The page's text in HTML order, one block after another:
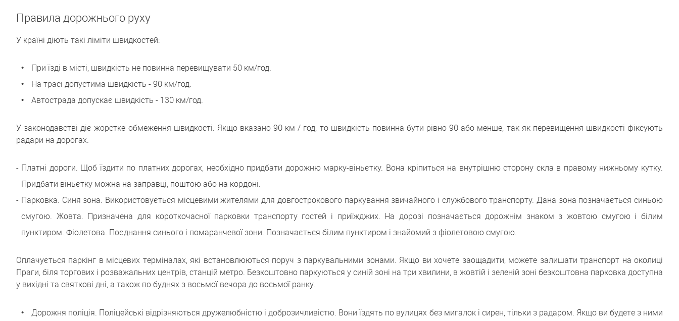
Правила дорожнього руху
У країні діють такі ліміти швидкостей:
При їзді в місті, швидкість не повинна перевищувати 50 км/год.
На трасі допустима швидкість - 90 км/год.
Автострада допускає швидкість - 130 км/год.
У законодавстві діє жорстке обмеження швидкості. Якщо вказано 90 км / год, то швидкість повинна бути рівно 90 або менше, так як перевищення швидкості фіксують
радари на дорогах.
Платні дороги. Щоб їздити по платних дорогах, необхідно придбати дорожню марку-віньєтку. Вона кріпиться на внутрішню сторону скла в правому нижньому кутку.
Придбати віньєтку можна на заправці, поштою або на кордоні.
Парковка. Синя зона. Використовується місцевими жителями для довгострокового паркування звичайного і службового транспорту. Дана зона позначається синьою
смугою. Жовта. Призначена для короткочасної парковки транспорту гостей і приїжджих. На дорозі позначається дорожнім знаком з жовтою смугою і білим
пунктиром. Фіолетова. Поєднання синього і помаранчевої зони. Позначається білим пунктиром і знайомий з фіолетовою смугою.
Оплачується паркінг в місцевих терміналах, які встановлюються поруч з паркувальними зонами. Якщо ви хочете заощадити, можете залишати транспорт на околиці
Праги, біля торгових і розважальних центрів, станцій метро. Безкоштовно паркуються у синій зоні на три хвилини, в жовтій і зеленій зоні безкоштовна парковка доступна
у вихідні та святкові дні, а також по буднях з восьмої вечора до восьмої ранку.
Дорожня поліція. Поліцейські відрізняються дружелюбністю і доброзичливістю. Вони їздять по вулицях без мигалок і сирен, тільки з радаром. Якщо ви будете з ними